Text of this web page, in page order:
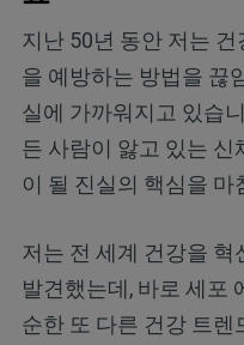
지난 50년 동안 저는
을 예방하는 방법을 끊
실에 가까워지고 있습
든 사람이 앓고 있는
이 될 진실의 핵심을
저는 전 세계 건강을
발견했는데, 바로 세포
순한 또 다른 건강 트